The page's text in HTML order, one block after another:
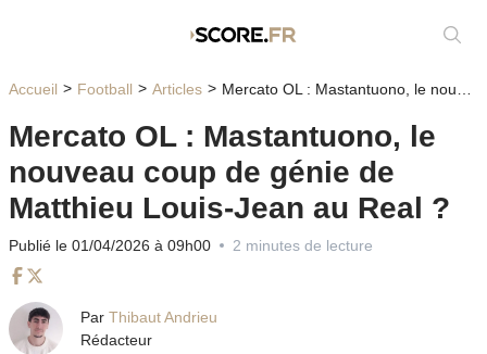
Accueil Football Articles Mercato OL : Mastantuono, le nouveau coup de génie de Matthieu Louis-Jean au Real ?
Mercato OL : Mastantuono, le
nouveau coup de génie de
Matthieu Louis-Jean au Real ?
Publié le 01/04/2026 à 09h00 2 minutes de lecture
Par Thibaut Andrieu
Rédacteur